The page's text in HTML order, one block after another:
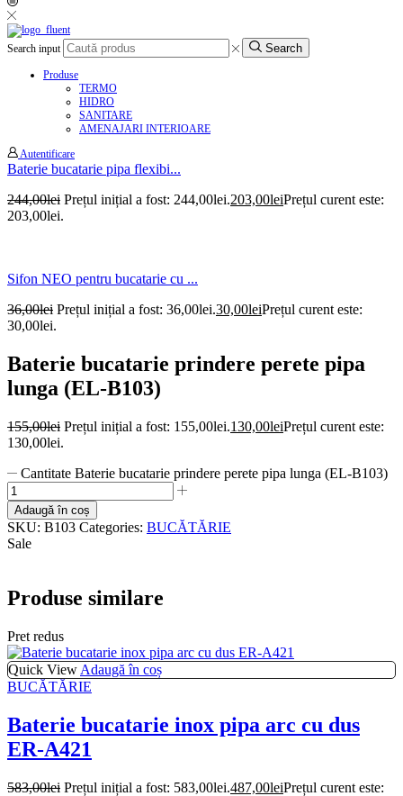
Search input Search
Produse
TERMO
HIDRO
SANITARE
AMENAJARI INTERIOARE
Autentificare
Baterie bucatarie pipa flexibi...
244,00lei Prețul inițial a fost: 244,00lei.203,00leiPrețul curent este:
203,00lei.
Sifon NEO pentru bucatarie cu ...
36,00lei Prețul inițial a fost: 36,00lei.30,00leiPrețul curent este:
30,00lei.
Baterie bucatarie prindere perete pipa
lunga (EL-B103)
155,00lei Prețul inițial a fost: 155,00lei.130,00leiPrețul curent este:
130,00lei.
Cantitate Baterie bucatarie prindere perete pipa lunga (EL-B103)
Adaugă în coș
SKU: B103 Categories: BUCĂTĂRIE
Sale
Produse similare
Pret redus
Quick View Adaugă în coș
BUCĂTĂRIE
Baterie bucatarie inox pipa arc cu dus
ER-A421
583,00lei Prețul inițial a fost: 583,00lei.487,00leiPrețul curent este: